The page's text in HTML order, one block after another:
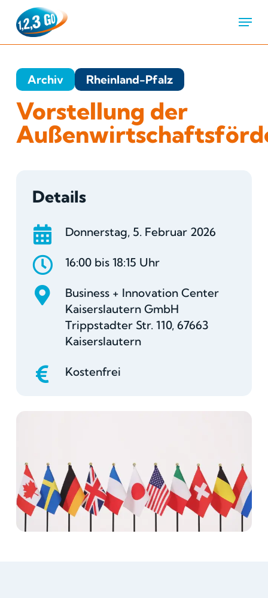
Menu
Archiv Rheinland-Pfalz
Vorstellung der
Details
Donnerstag, 5. Februar 2026
16:00 bis 18:15 Uhr
Business + Innovation Center
Kaiserslautern GmbH
Trippstadter Str. 110, 67663
Kaiserslautern
Kostenfrei